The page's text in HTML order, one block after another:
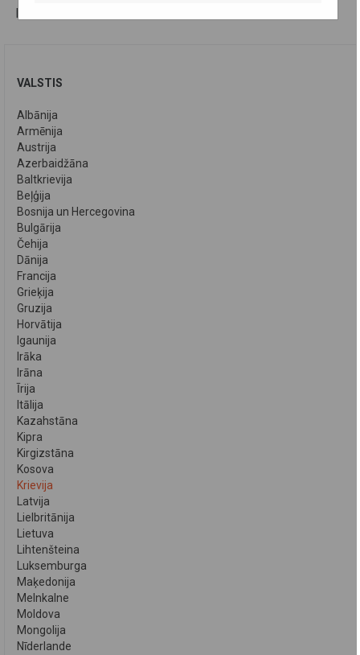
panta 1. punkta 111. apakšpunkts.
VALSTIS
Albānija
Armēnija
Austrija
Azerbaidžāna
Baltkrievija
Beļģija
Bosnija un Hercegovina
Bulgārija
Čehija
Dānija
Francija
Grieķija
Gruzija
Horvātija
Igaunija
Irāka
Irāna
Īrija
Itālija
Kazahstāna
Kipra
Kirgizstāna
Kosova
Krievija
Latvija
Lielbritānija
Lietuva
Lihtenšteina
Luksemburga
Maķedonija
Melnkalne
Moldova
Mongolija
Nīderlande